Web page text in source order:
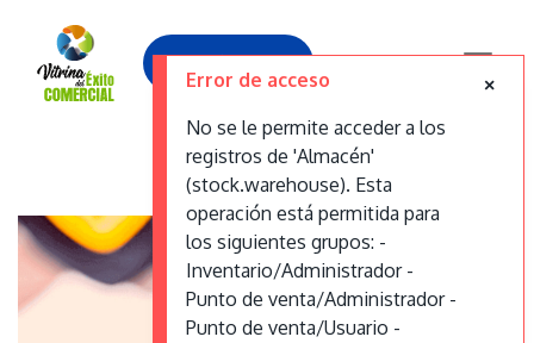
Contáctanos
Códigos de Barras
Error de acceso
No se le permite acceder a los
registros de 'Almacén'
(stock.warehouse). Esta
operación está permitida para
los siguientes grupos: -
Inventario/Administrador -
Punto de venta/Administrador -
Punto de venta/Usuario -